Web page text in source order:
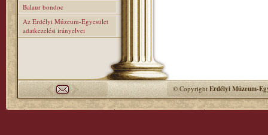
Balaur bondoc
Az Erdélyi Múzeum-Egyesület
adatkezelési irányelvei
© CopyrightErdélyi Múzeum-